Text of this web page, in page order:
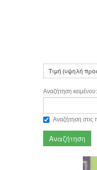
Τιμή (υψηλή
Αναζήτηση κειμένου:
Αναζήτηση στις
Αναζήτηση